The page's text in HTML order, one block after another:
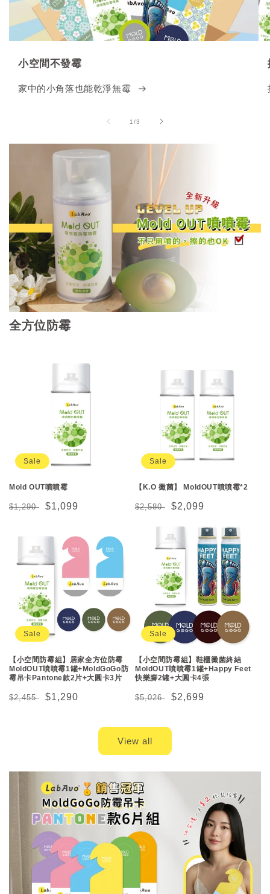
小空間不發霉
家中的小角落也能乾淨無霉
1/of
3
全方位防霉
Sale
Mold OUT噴噴霉
Regular
$1,290
Sale
$1,099
Sale
【K.O 黴菌】 MoldOUT噴噴霉*2
Regular
$2,580
Sale
$2,099
Sale
【小空間防霉組】居家全方位防霉
MoldOUT噴噴霉1罐+MoldGoGo防
霉吊卡Pantone款2片+大圓卡3片
Regular
$2,455
Sale
$1,290
Sale
【小空間防霉組】鞋櫃黴菌終結
MoldOUT噴噴霉1罐+Happy Feet
快樂腳2罐+大圓卡4張
Regular
$5,026
Sale
$2,699
View all